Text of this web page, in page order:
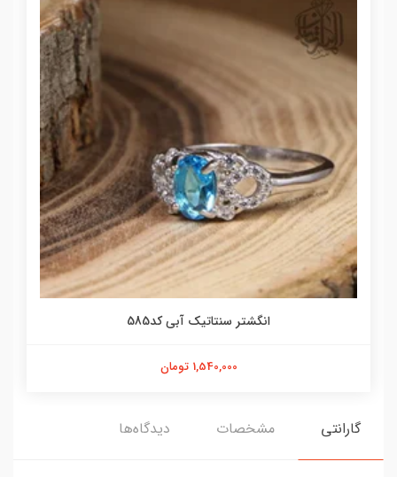
انگشتر سنتاتیک آبی کد585
1,540,000 تومان
گارانتی مشخصات دیدگاه‌ها